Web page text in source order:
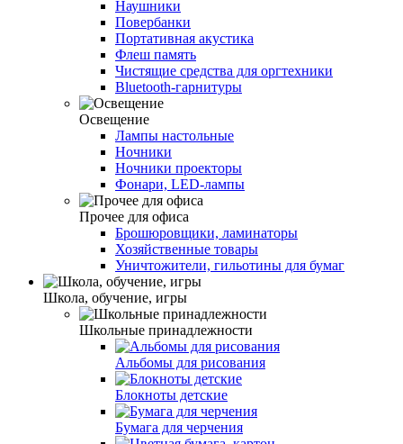
Наушники
Повербанки
Портативная акустика
Флеш память
Чистящие средства для оргтехники
Bluetooth-гарнитуры
Освещение
Лампы настольные
Ночники
Ночники проекторы
Фонари, LED-лампы
Прочее для офиса
Брошюровщики, ламинаторы
Хозяйственные товары
Уничтожители, гильотины для бумаг
Школа, обучение, игры
Школьные принадлежности
Альбомы для рисования
Блокноты детские
Бумага для черчения